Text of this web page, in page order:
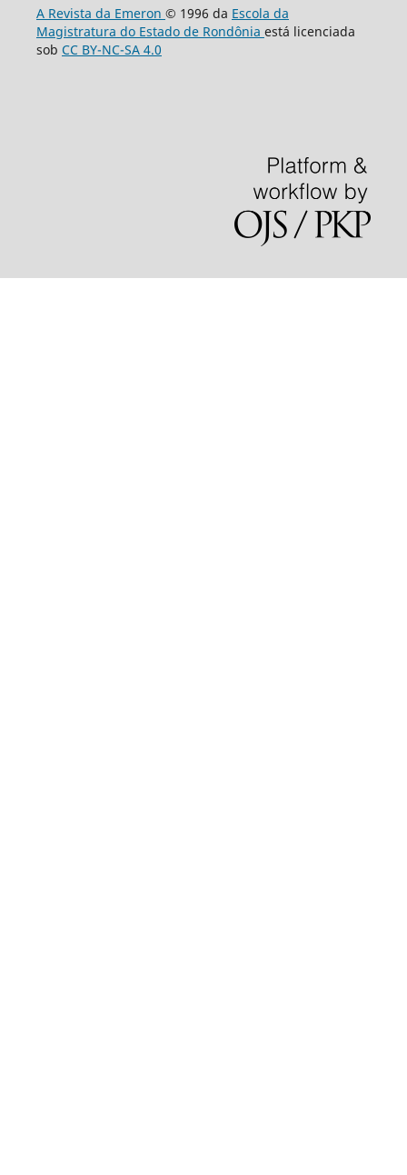
A Revista da Emeron © 1996 da Escola da
Magistratura do Estado de Rondônia está licenciada
sob CC BY-NC-SA 4.0